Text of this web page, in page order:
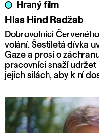
Hraný film
Hlas Hind Radžab
Dobrovolníci
volání. Šestiletá dívka
Gaze a prosí o
pracovníci snaží udržet
jejich silách, aby k ní